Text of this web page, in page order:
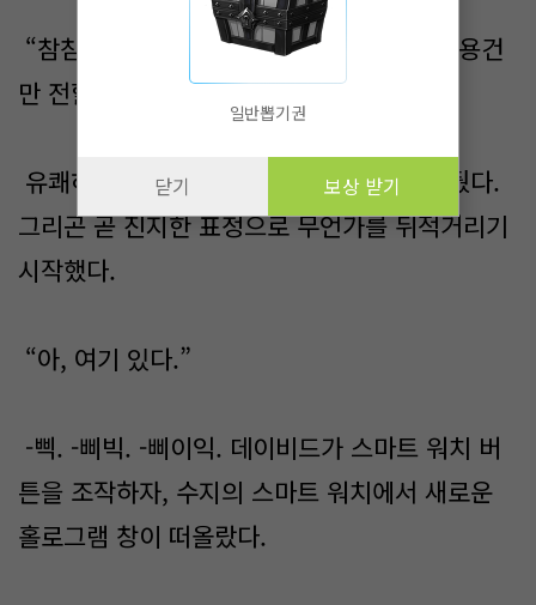
“참참, 이제 막 도착해서 피곤할 텐데 얼른 용건
만 전할게.”
유쾌하게 웃던 데이비드는 금세 웃음을 거뒀다.
그리곤 곧 진지한 표정으로 무언가를 뒤적거리기
시작했다.
“아, 여기 있다.”
-삑. -삐빅. -삐이익. 데이비드가 스마트 워치 버
튼을 조작하자, 수지의 스마트 워치에서 새로운
홀로그램 창이 떠올랐다.
일반뽑기권
닫기 보상 받기